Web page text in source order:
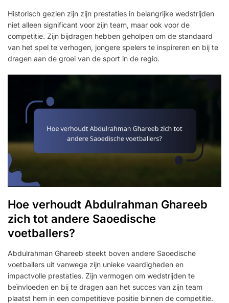
Historisch gezien zijn zijn prestaties in belangrijke wedstrijden
niet alleen significant voor zijn team, maar ook voor de
competitie. Zijn bijdragen hebben geholpen om de standaard
van het spel te verhogen, jongere spelers te inspireren en bij te
dragen aan de groei van de sport in de regio.
Hoe verhoudt Abdulrahman Ghareeb
zich tot andere Saoedische
voetballers?
Abdulrahman Ghareeb steekt boven andere Saoedische
voetballers uit vanwege zijn unieke vaardigheden en
impactvolle prestaties. Zijn vermogen om wedstrijden te
beïnvloeden en bij te dragen aan het succes van zijn team
plaatst hem in een competitieve positie binnen de competitie.